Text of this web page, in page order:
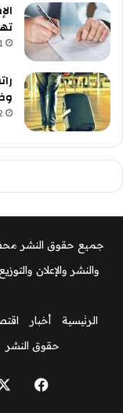
جميع حقوق النشر
والنشر والإعلان
الرئيسية
أخبار
حقوق النشر